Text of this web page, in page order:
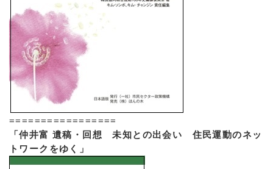
=================
「仲井富 遺稿・回想 未知との出会い 住民運動のネッ
トワークをゆく」